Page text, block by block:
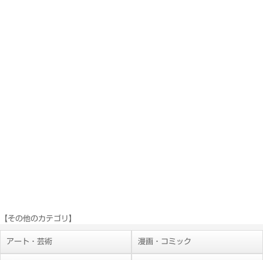
【その他のカテゴリ】
アート・芸術 漫画・コミック